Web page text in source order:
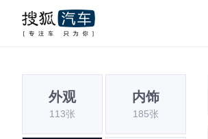
外观
113张
内饰
185张